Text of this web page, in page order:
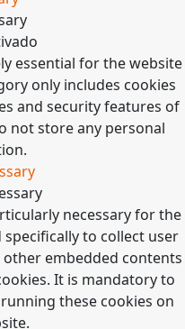
essential for the website
only includes cookies
and security features of
not store any personal
necessary for the
to collect user
other embedded contents
It is mandatory to
these cookies on